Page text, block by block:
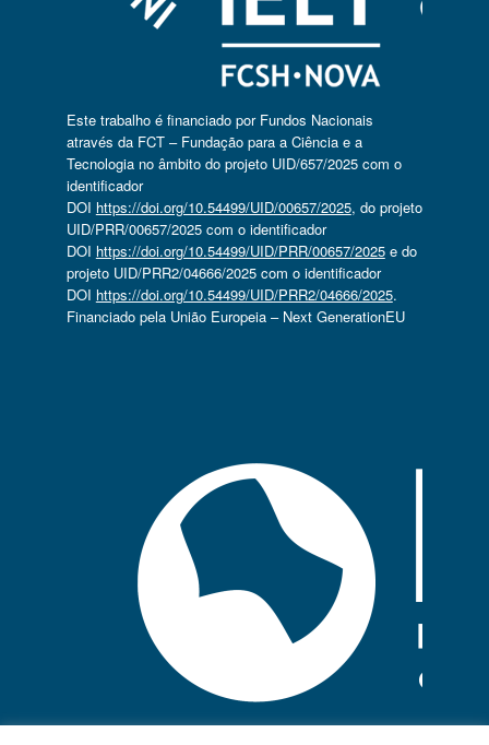
Este trabalho é financiado por Fundos Nacionais
através da FCT – Fundação para a Ciência e a
Tecnologia no âmbito do projeto UID/657/2025 com o
identificador
DOI https://doi.org/10.54499/UID/00657/2025, do projeto
UID/PRR/00657/2025 com o identificador
DOI https://doi.org/10.54499/UID/PRR/00657/2025e do
projeto UID/PRR2/04666/2025 com o identificador
DOI https://doi.org/10.54499/UID/PRR2/04666/2025.
Financiado pela União Europeia – Next GenerationEU